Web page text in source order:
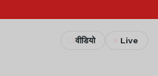
वीडियो Live